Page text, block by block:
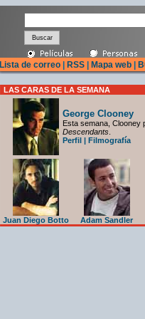
Lista de correo RSS Mapa web
LAS CARAS DE LA SEMANA
George Clooney
Esta semana, Clooney
Descendants
Perfil | Filmografía
Juan Diego Botto Adam Sandler